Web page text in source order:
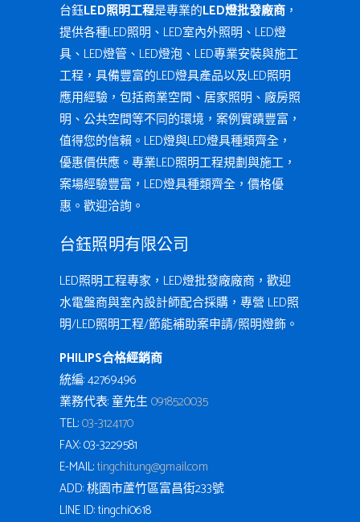
台鈺LED照明工程是專業的LED燈批發廠商 ，
提供各種LED照明、LED室內外照明、LED燈
具、LED燈管、LED燈泡、LED專業安裝與施工
工程，具備豐富的LED燈具產品以及LED照明
應用經驗，包括商業空間、居家照明、廠房照
明、公共空間等不同的環境，案例實蹟豐富，
值得您的信賴。LED燈與LED燈具種類齊全，
優惠價供應。專業LED照明工程規劃與施工，
案場經驗豐富，LED燈具種類齊全，價格優
惠。歡迎洽詢。
台鈺照明有限公司
LED照明工程專家，LED燈批發廠廠商，歡迎
水電盤商與室內設計師配合採購，專營 LED照
明/LED照明工程/節能補助案申請/照明燈飾。
PHILIPS合格經銷商
統編: 42769496
業務代表: 童先生0918520035
TEL:03-3124170
FAX: 03-3229581
E-MAIL:tingchi.tung@gmail.com
ADD: 桃園市蘆竹區富昌街233號
LINE ID: tingchi0618